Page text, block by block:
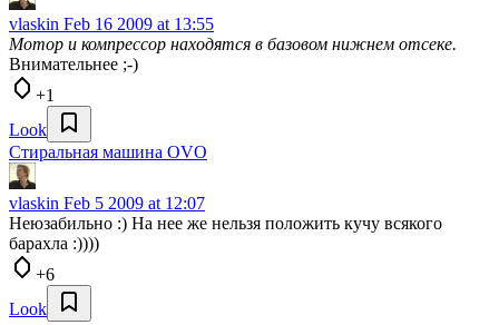
vlaskin Feb 16 2009 at 13:55
Мотор и компрессор находятся в базовом нижнем отсеке.
Внимательнее ;-)
+1
Look
Стиральная машина OVO
vlaskin Feb 5 2009 at 12:07
Неюзабильно :) На нее же нельзя положить кучу всякого
барахла :))))
+6
Look